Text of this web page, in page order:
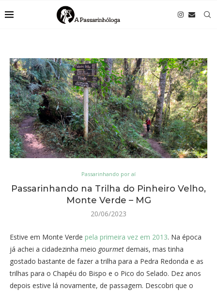
Passarinhando por aí
Passarinhando na Trilha do Pinheiro Velho,
Monte Verde – MG
20/06/2023
Estive em Monte Verde pela primeira vez em 2013. Na época
já achei a cidadezinha meio gourmet demais, mas tinha
gostado bastante de fazer a trilha para a Pedra Redonda e as
trilhas para o Chapéu do Bispo e o Pico do Selado. Dez anos
depois estive lá novamente, de passagem. Descobri que o